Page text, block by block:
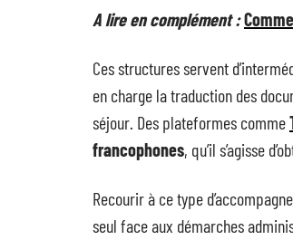
A lire en complément :
Ces structures servent
en charge la traduction des
séjour. Des plateformes comme
francophones, qu’il s’agisse
Recourir à ce type
seul face aux démarches